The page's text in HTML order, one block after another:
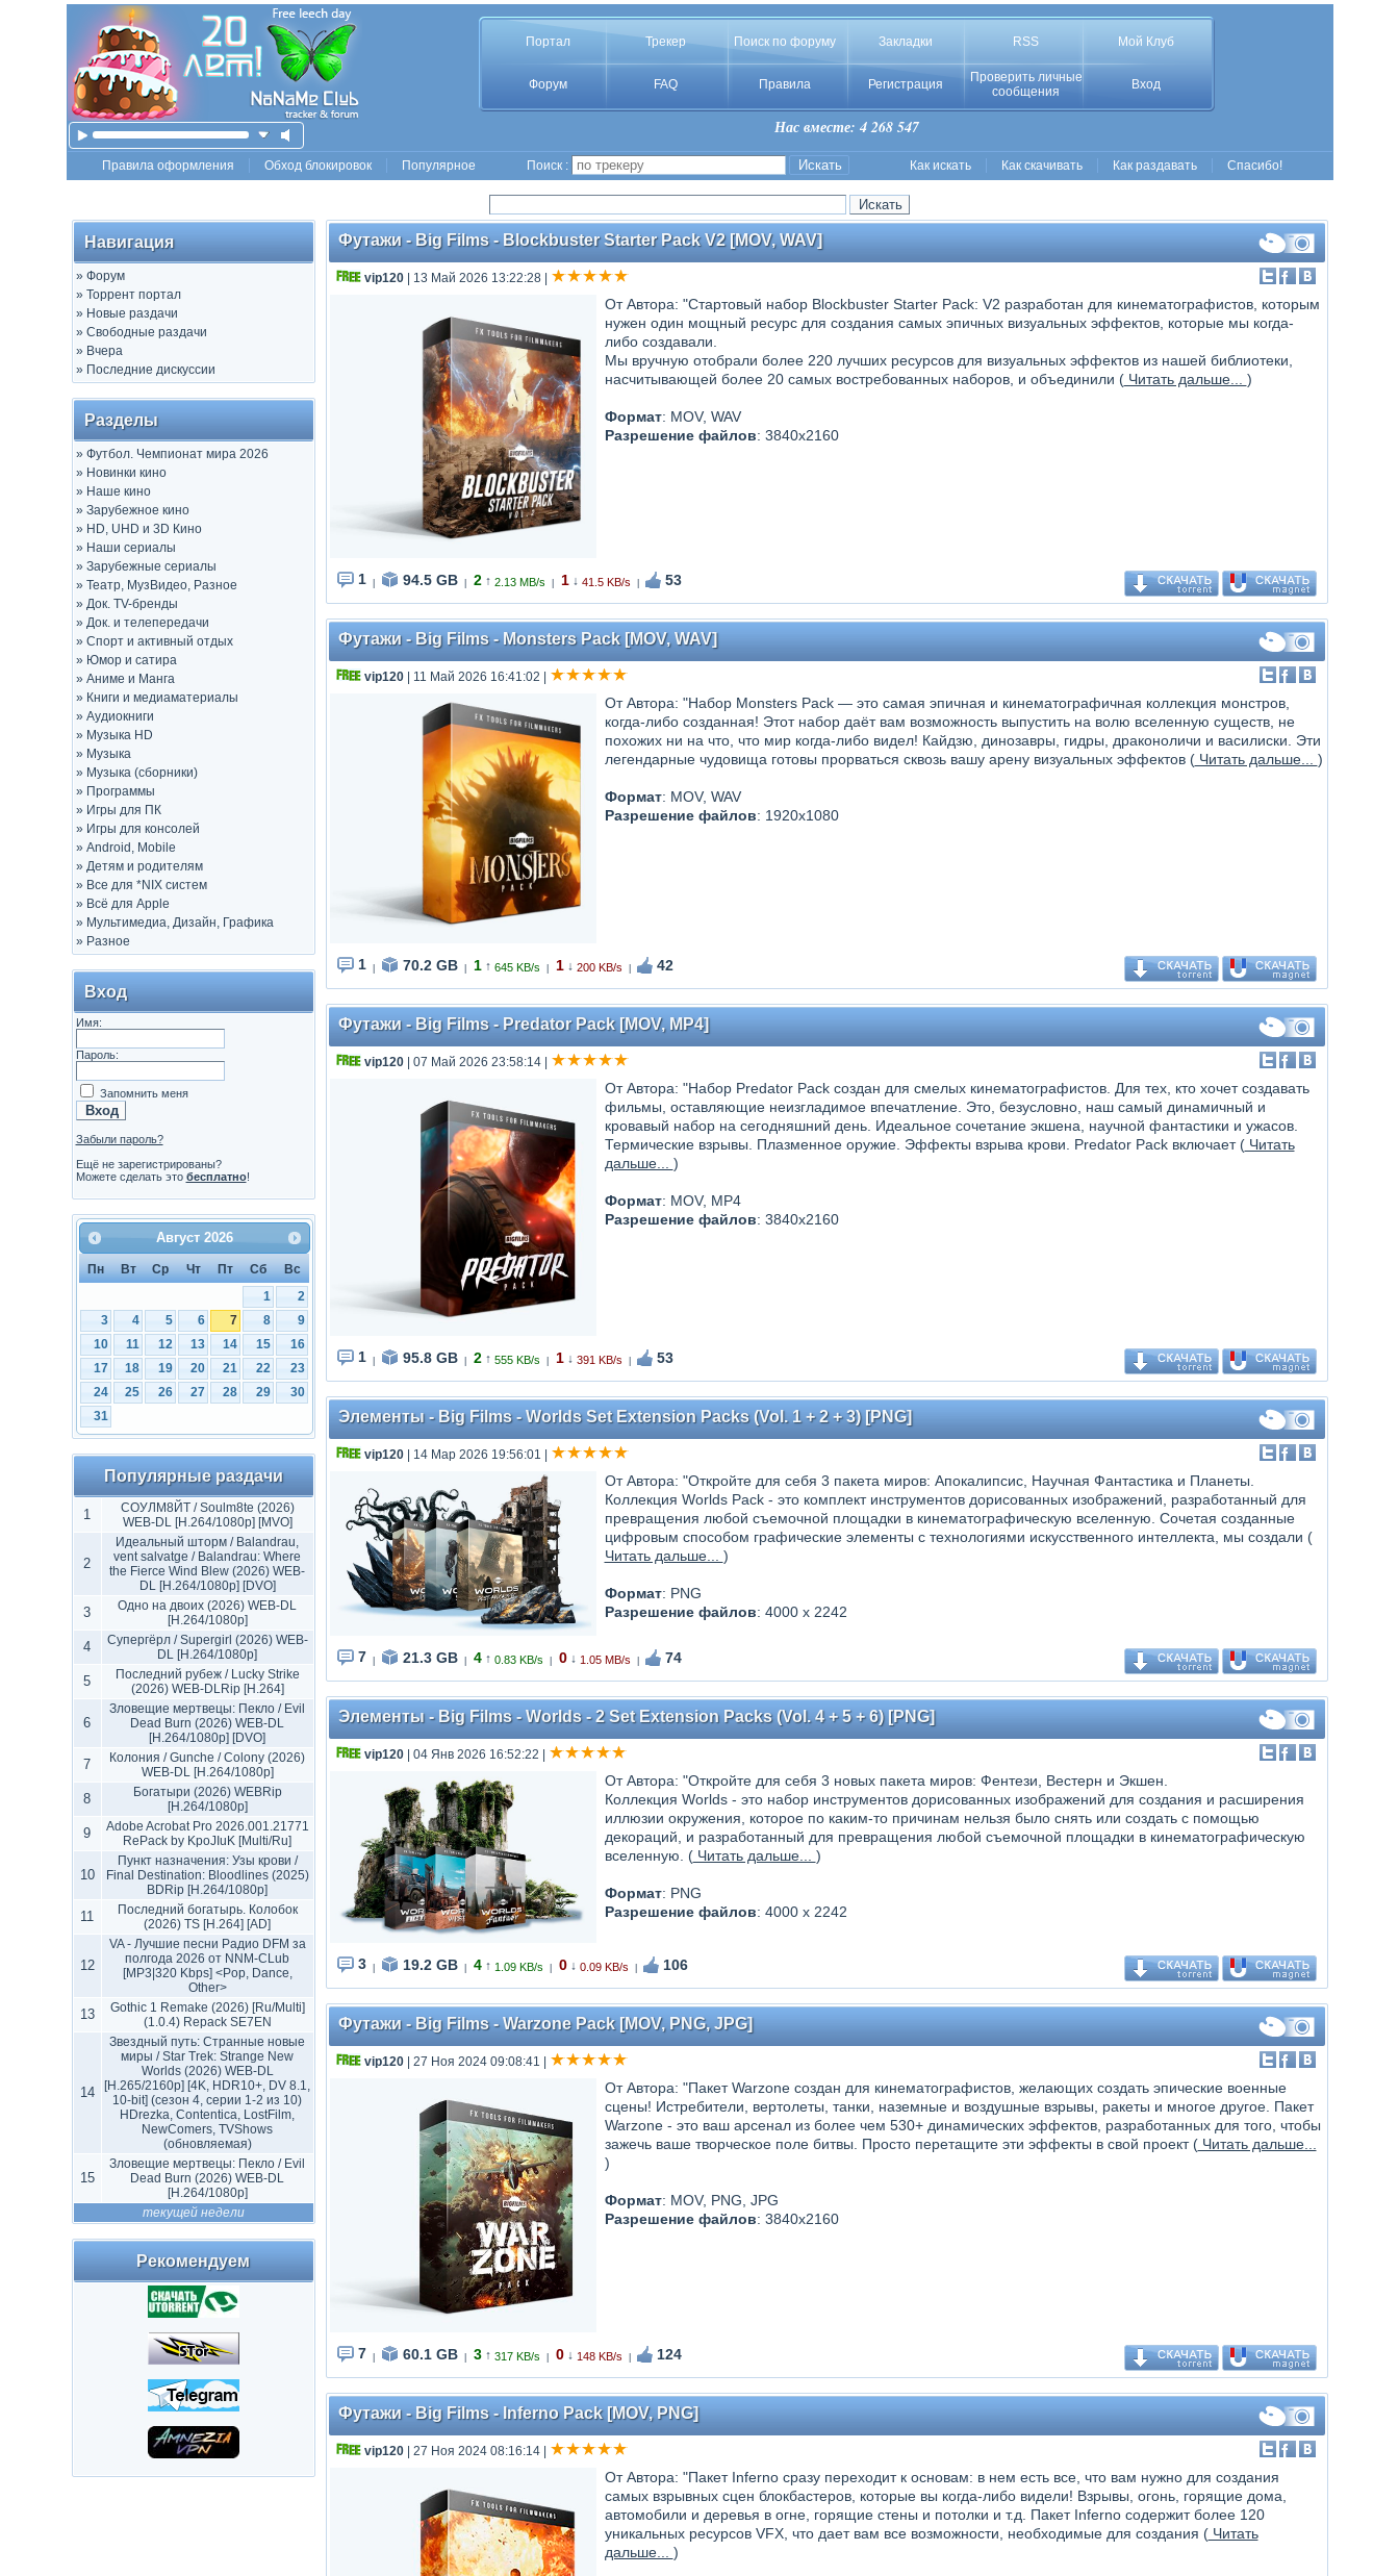
Портал Трекер Поиск по форуму Закладки RSS Мой Клуб
Форум FAQ Правила Регистрация
Проверить личные
сообщения
Вход
Нас вместе: 4 268 547
Правила оформления Обход блокировок Популярное Поиск : Как искать Как скачивать Как раздавать Спасибо!
Навигация
» Форум
» Торрент портал
» Новые раздачи
» Свободные раздачи
» Вчера
» Последние дискуссии
Разделы
» Футбол. Чемпионат мира 2026
» Новинки кино
» Наше кино
» Зарубежное кино
» HD, UHD и 3D Кино
» Наши сериалы
» Зарубежные сериалы
» Театр, МузВидео, Разное
» Док. TV-бренды
» Док. и телепередачи
» Спорт и активный отдых
» Юмор и сатира
» Аниме и Манга
» Книги и медиаматериалы
» Аудиокниги
» Музыка HD
» Музыка
» Музыка (сборники)
» Программы
» Игры для ПК
» Игры для консолей
» Android, Mobile
» Детям и родителям
» Все для *NIX систем
» Всё для Apple
» Мультимедиа, Дизайн, Графика
» Разное
Вход
Имя:
Пароль:
Запомнить меня
Забыли пароль?
Ещё не зарегистрированы?
Можете сделать это бесплатно!
Август 2026
Пн Вт Ср Чт Пт Сб
Вс
1
2
3
4 5 6 7 8
9
10
11 12 13 14 15
16
17
18 19 20 21 22
23
24
25 26 27 28 29
30
31
Популярные раздачи
1
СОУЛМ8ЙТ / Soulm8te (2026)
WEB-DL [H.264/1080p] [MVO]
2
Идеальный шторм / Balandrau,
vent salvatge / Balandrau: Where
the Fierce Wind Blew (2026) WEB-
DL [H.264/1080p] [DVO]
3
Одно на двоих (2026) WEB-DL
[H.264/1080p]
4
Супергёрл / Supergirl (2026) WEB-
DL [H.264/1080p]
5
Последний рубеж / Lucky Strike
(2026) WEB-DLRip [H.264]
6
Зловещие мертвецы: Пекло / Evil
Dead Burn (2026) WEB-DL
[H.264/1080p] [DVO]
7
Колония / Gunche / Colony (2026)
WEB-DL [H.264/1080p]
8
Богатыри (2026) WEBRip
[H.264/1080p]
9
Adobe Acrobat Pro 2026.001.21771
RePack by KpoJIuK [Multi/Ru]
10
Пункт назначения: Узы крови /
Final Destination: Bloodlines (2025)
BDRip [H.264/1080p]
11
Последний богатырь. Колобок
(2026) TS [H.264] [AD]
12
VA - Лучшие песни Радио DFM за
полгода 2026 от NNM-CLub
[MP3|320 Kbps] <Pop, Dance,
Other>
13
Gothic 1 Remake (2026) [Ru/Multi]
(1.0.4) Repack SE7EN
14
Звездный путь: Странные новые
миры / Star Trek: Strange New
Worlds (2026) WEB-DL
[H.265/2160p] [4K, HDR10+, DV 8.1,
10-bit] (сезон 4, серии 1-2 из 10)
HDrezka, Contentica, LostFilm,
NewComers, TVShows
(обновляемая)
15
Зловещие мертвецы: Пекло / Evil
Dead Burn (2026) WEB-DL
[H.264/1080p]
текущей недели
Рекомендуем
Футажи - Big Films - Blockbuster Starter Pack V2 [MOV, WAV]
vip120| 13 Май 2026 13:22:28|
От Автора: "Стартовый набор Blockbuster Starter Pack: V2 разработан для кинематографистов, которым
нужен один мощный ресурс для создания самых эпичных визуальных эффектов, которые мы когда-
либо создавали.
Мы вручную отобрали более 220 лучших ресурсов для визуальных эффектов из нашей библиотеки,
насчитывающей более 20 самых востребованных наборов, и объединили (Читать дальше... )
Формат: MOV, WAV
Разрешение файлов: 3840x2160
1 94.5 GB 2 ↑ 2.13 MB/s 1 ↓ 41.5 KB/s 53
Футажи - Big Films - Monsters Pack [MOV, WAV]
vip120| 11 Май 2026 16:41:02
От Автора: "Набор Monsters Pack — это самая эпичная и кинематографичная коллекция монстров,
когда-либо созданная! Этот набор даёт вам возможность выпустить на волю вселенную существ, не
похожих ни на что, что мир когда-либо видел! Кайдзю, динозавры, гидры, драконоличи и василиски. Эти
легендарные чудовища готовы прорваться сквозь вашу арену визуальных эффектов (Читать дальше... )
Формат: MOV, WAV
Разрешение файлов: 1920x1080
1 70.2 GB 1 ↑ 645 KB/s 1 ↓ 200 KB/s 42
Футажи - Big Films - Predator Pack [MOV, MP4]
vip120| 07 Май 2026 23:58:14|
От Автора: "Набор Predator Pack создан для смелых кинематографистов. Для тех, кто хочет создавать
фильмы, оставляющие неизгладимое впечатление. Это, безусловно, наш самый динамичный и
кровавый набор на сегодняшний день. Идеальное сочетание экшена, научной фантастики и ужасов.
Термические взрывы. Плазменное оружие. Эффекты взрыва крови. Predator Pack включает (Читать
дальше... )
Формат: MOV, MP4
Разрешение файлов: 3840x2160
1 95.8 GB 2 ↑ 555 KB/s 1 ↓ 391 KB/s 53
Элементы - Big Films - Worlds Set Extension Packs (Vol. 1 + 2 + 3) [PNG]
vip120| 14 Мар 2026 19:56:01
От Автора: "Откройте для себя 3 пакета миров: Апокалипсис, Научная Фантастика и Планеты.
Коллекция Worlds Pack - это комплект инструментов дорисованных изображений, разработанный для
превращения любой съемочной площадки в кинематографическую вселенную. Сочетая созданные
цифровым способом графические элементы с технологиями искусственного интеллекта, мы создали (
Читать дальше... )
Формат: PNG
Разрешение файлов: 4000 x 2242
7 21.3 GB 4 ↑ 0.83 KB/s 0 ↓ 1.05 MB/s 74
Элементы - Big Films - Worlds - 2 Set Extension Packs (Vol. 4 + 5 + 6) [PNG]
vip120| 04 Янв 2026 16:52:22
От Автора: "Откройте для себя 3 новых пакета миров: Фентези, Вестерн и Экшен.
Коллекция Worlds - это набор инструментов дорисованных изображений для создания и расширения
иллюзии окружения, которое по каким-то причинам нельзя было снять или создать с помощью
декораций, и разработанный для превращения любой съемочной площадки в кинематографическую
вселенную. (Читать дальше... )
Формат: PNG
Разрешение файлов: 4000 x 2242
3 19.2 GB 4 ↑ 1.09 KB/s 0 ↓ 0.09 KB/s 106
Футажи - Big Films - Warzone Pack [MOV, PNG, JPG]
vip120| 27 Ноя 2024 09:08:41
От Автора: "Пакет Warzone создан для кинематографистов, желающих создать эпические военные
сцены! Истребители, вертолеты, танки, наземные и воздушные взрывы, ракеты и многое другое. Пакет
Warzone - это ваш арсенал из более чем 530+ динамических эффектов, разработанных для того, чтобы
зажечь ваше творческое поле битвы. Просто перетащите эти эффекты в свой проект (Читать дальше...
)
Формат: MOV, PNG, JPG
Разрешение файлов: 3840x2160
7 60.1 GB 3 ↑ 317 KB/s 0 ↓ 148 KB/s 124
Футажи - Big Films - Inferno Pack [MOV, PNG]
vip120| 27 Ноя 2024 08:16:14|
От Автора: "Пакет Inferno сразу переходит к основам: в нем есть все, что вам нужно для создания
самых взрывных сцен блокбастеров, которые вы когда-либо видели! Взрывы, огонь, горящие дома,
автомобили и деревья в огне, горящие стены и потолки и т.д. Пакет Inferno содержит более 120
уникальных ресурсов VFX, что дает вам все возможности, необходимые для создания (Читать
дальше... )